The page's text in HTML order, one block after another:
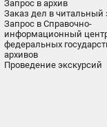
Запрос в архив
Заказ дел в читальный
Запрос в Справочно-
информационный
федеральных
архивов
Проведение экскурсий